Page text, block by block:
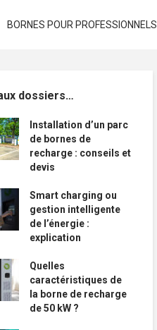
BORNES POUR PROFESSIONNELS
dossiers…
Installation d’un parc
de bornes de
recharge : conseils et
devis
Smart charging ou
gestion intelligente
de l’énergie :
explication
Quelles
caractéristiques de
la borne de recharge
de 50 kW ?